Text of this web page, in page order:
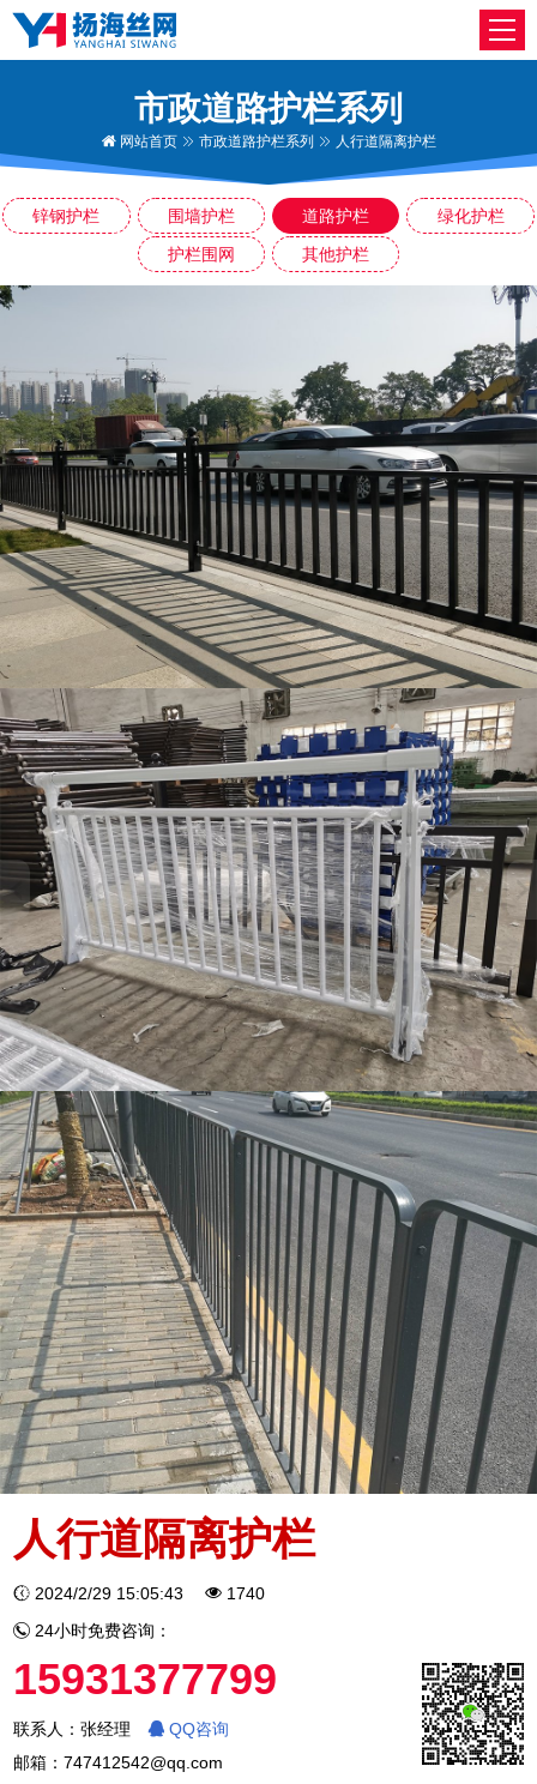
市政道路护栏系列
网站首页 市政道路护栏系列 人行道隔离护栏
锌钢护栏 围墙护栏 道路护栏
绿化护栏
护栏围网
其他护栏
人行道隔离护栏
2024/2/29 15:05:43
1740
24小时免费咨询：
15931377799
联系人：张经理
QQ咨询
邮箱：747412542@qq.com